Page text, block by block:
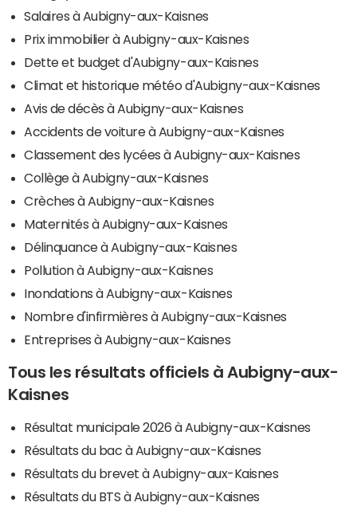
Salaires à Aubigny-aux-Kaisnes
Prix immobilier à Aubigny-aux-Kaisnes
Dette et budget d'Aubigny-aux-Kaisnes
Climat et historique météo d'Aubigny-aux-Kaisnes
Avis de décès à Aubigny-aux-Kaisnes
Accidents de voiture à Aubigny-aux-Kaisnes
Classement des lycées à Aubigny-aux-Kaisnes
Collège à Aubigny-aux-Kaisnes
Crèches à Aubigny-aux-Kaisnes
Maternités à Aubigny-aux-Kaisnes
Délinquance à Aubigny-aux-Kaisnes
Pollution à Aubigny-aux-Kaisnes
Inondations à Aubigny-aux-Kaisnes
Nombre d'infirmières à Aubigny-aux-Kaisnes
Entreprises à Aubigny-aux-Kaisnes
Tous les résultats officiels à Aubigny-aux-
Kaisnes
Résultat municipale 2026 à Aubigny-aux-Kaisnes
Résultats du bac à Aubigny-aux-Kaisnes
Résultats du brevet à Aubigny-aux-Kaisnes
Résultats du BTS à Aubigny-aux-Kaisnes